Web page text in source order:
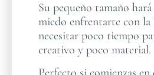
Su pequeño tamaño
miedo enfrentarte con la
necesitar poco tiempo
creativo y poco material.